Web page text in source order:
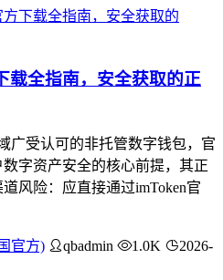
载全指南，安全获取的正
广受认可的非托管数字钱包，官
字资产安全的核心前提，其正
风险：应直接通过imToken官
官方) qbadmin 1.0K
2026-